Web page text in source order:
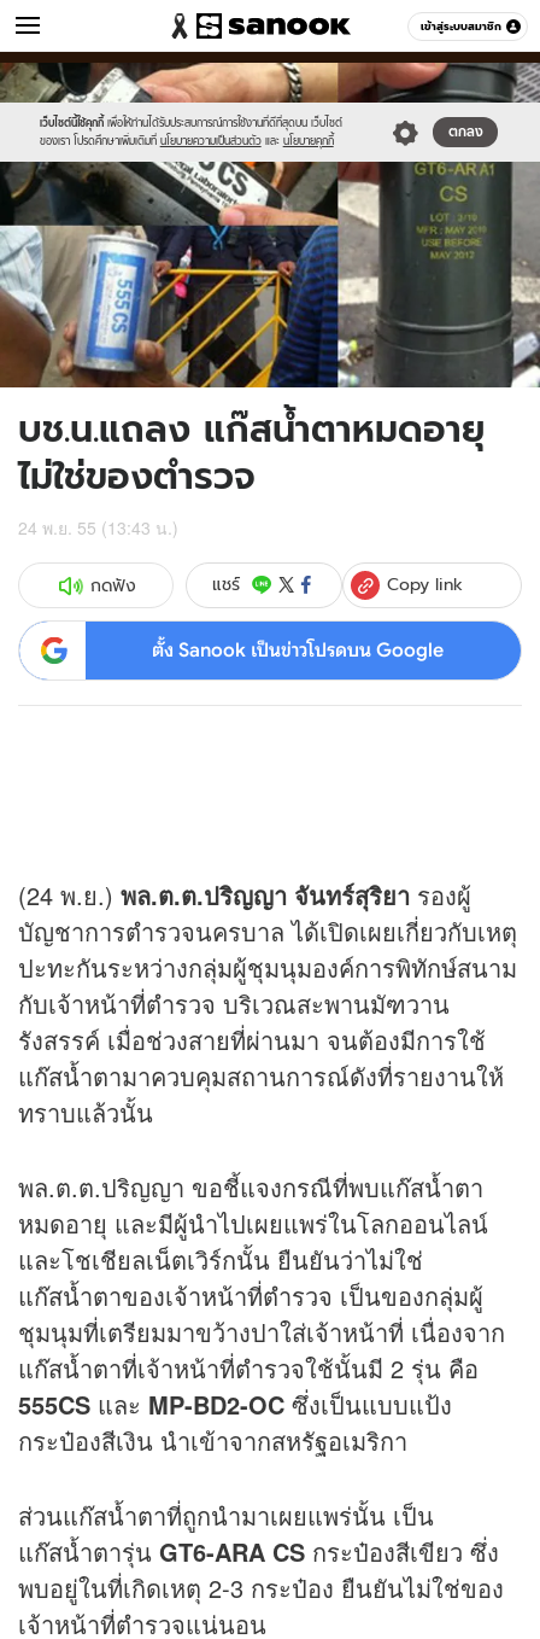
เข้าสู่ระบบสมาชิก
ข่าว หมวดอื่นๆ
เว็บไซต์นี้ใช้คุกกี้ เพื่อให้ท่านได้รับประสบการณ์การใช้งานที่ดีที่สุดบน เว็บไซต์
ของเรา โปรดศึกษาเพิ่มเติมที่ นโยบายความเป็นส่วนตัว และ นโยบายคุกกี้
ตกลง
Sanook
//s.isanook.com/sr/0/images/logo-
new-
sanook.png
600
60
//s.isanook.com/ns/0/ud/231/1155462/news05-
1.jpg
บช.น.แถลง แก๊สน้ำตาหมดอายุ
ไม่ใช่ของตำรวจ
24 พ.ย. 55 (13:43 น.)
กดฟัง แชร์ Copy link
ตั้ง Sanook เป็นข่าวโปรดบน Google
(24 พ.ย.) พล.ต.ต.ปริญญา จันทร์สุริยา รองผู้
บัญชาการตำรวจนครบาล ได้เปิดเผยเกี่ยวกับเหตุ
ปะทะกันระหว่างกลุ่มผู้ชุมนุมองค์การพิทักษ์สนาม
กับเจ้าหน้าที่ตำรวจ บริเวณสะพานมัฑวาน
รังสรรค์ เมื่อช่วงสายที่ผ่านมา จนต้องมีการใช้
แก๊สน้ำตามาควบคุมสถานการณ์ดังที่รายงานให้
ทราบแล้วนั้น
พล.ต.ต.ปริญญา ขอชี้แจงกรณีที่พบแก๊สน้ำตา
หมดอายุ และมีผู้นำไปเผยแพร่ในโลกออนไลน์
และโชเชียลเน็ตเวิร์กนั้น ยืนยันว่าไม่ใช่
แก๊สน้ำตาของเจ้าหน้าที่ตำรวจ เป็นของกลุ่มผู้
ชุมนุมที่เตรียมมาขว้างปาใส่เจ้าหน้าที่ เนื่องจาก
แก๊สน้ำตาที่เจ้าหน้าที่ตำรวจใช้นั้นมี 2 รุ่น คือ
555CS และ MP-BD2-OC ซึ่งเป็นแบบแป้ง
กระป๋องสีเงิน นำเข้าจากสหรัฐอเมริกา
ส่วนแก๊สน้ำตาที่ถูกนำมาเผยแพร่นั้น เป็น
แก๊สน้ำตารุ่น GT6-ARA CS กระป๋องสีเขียว ซึ่ง
พบอยู่ในที่เกิดเหตุ 2-3 กระป๋อง ยืนยันไม่ใช่ของ
เจ้าหน้าที่ตำรวจแน่นอน